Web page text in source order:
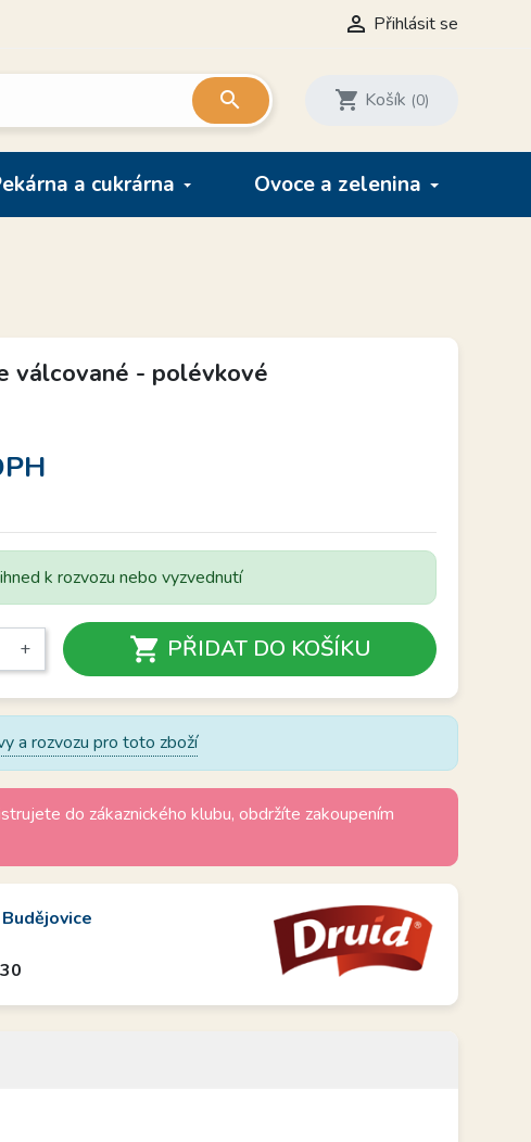
 Přihlásit se
 shopping_cart Košík (0)
a cukrárna Ovoce a zelenina
válcované - polévkové
k rozvozu nebo vyzvednutí
+  PŘIDAT DO KOŠÍKU
a rozvozu pro toto zboží
do zákaznického klubu, obdržíte zakoupením